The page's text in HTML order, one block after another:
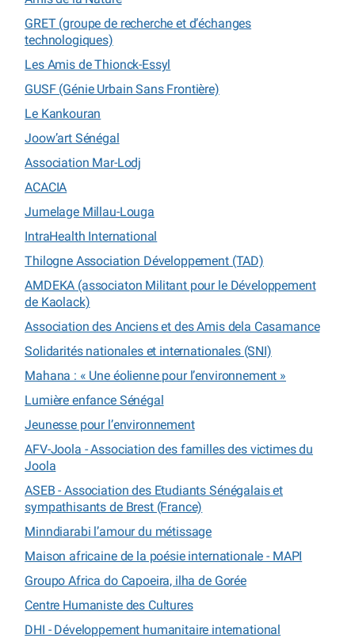
GRET (groupe de recherche et d’échanges
technologiques)
Les Amis de Thionck-Essyl
GUSF (Génie Urbain Sans Frontière)
Le Kankouran
Joow’art Sénégal
Association Mar-Lodj
ACACIA
Jumelage Millau-Louga
IntraHealth International
Thilogne Association Développement (TAD)
AMDEKA (associaton Militant pour le Développement
de Kaolack)
Association des Anciens et des Amis dela Casamance
Solidarités nationales et internationales (SNI)
Mahana : « Une éolienne pour l’environnement »
Lumière enfance Sénégal
Jeunesse pour l’environnement
AFV-Joola - Association des familles des victimes du
Joola
ASEB - Association des Etudiants Sénégalais et
sympathisants de Brest (France)
Minndiarabi l’amour du métissage
Maison africaine de la poésie internationale - MAPI
Groupo Africa do Capoeira, ilha de Gorée
Centre Humaniste des Cultures
DHI - Développement humanitaire international